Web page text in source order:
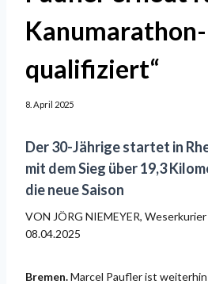
qualifiziert“
8. April 2025
Der 30-Jährige startet in
mit dem Sieg über 19,3
die neue Saison
VON JÖRG NIEMEYER,
08.04.2025
Bremen.Marcel Paufler ist